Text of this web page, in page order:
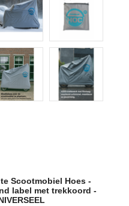
Scootmobiel Hoes -
label met trekkoord -